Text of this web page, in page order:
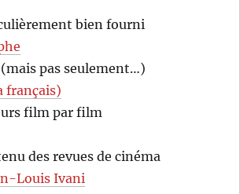
bien fourni
pas seulement…)
français)
film par film
des revues de cinéma
Louis Ivani